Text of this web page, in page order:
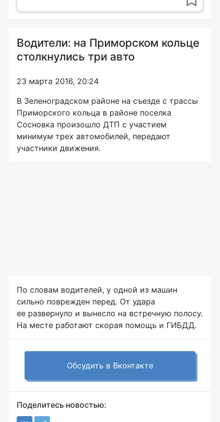
Водители: на Приморском кольце
столкнулись три авто
23 марта 2016, 20:24
В Зеленоградском районе на съезде с трассы
Приморского кольца в районе поселка
Сосновка произошло ДТП с участием
минимум трех автомобилей, передают
участники движения.
По словам водителей, у одной из машин
сильно поврежден перед. От удара
ее развернуло и вынесло на встречную полосу.
На месте работают скорая помощь и ГИБДД.
Обсудить в Вконтакте
Поделитесь новостью: